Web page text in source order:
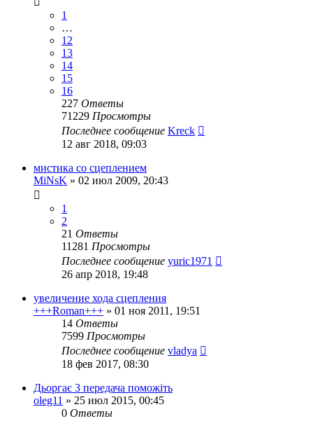
1
…
12
13
14
15
16
227 Ответы
71229 Просмотры
Последнее сообщение Kreck
12 авг 2018, 09:03
мистика со сцеплением
MiNsK » 02 июл 2009, 20:43
1
2
21 Ответы
11281 Просмотры
Последнее сообщение yuric1971
26 апр 2018, 19:48
увеличение хода сцепления
+++Roman+++ » 01 ноя 2011, 19:51
14 Ответы
7599 Просмотры
Последнее сообщение vladya
18 фев 2017, 08:30
Дьоргає 3 передача поможіть
oleg11 » 25 июл 2015, 00:45
0 Ответы